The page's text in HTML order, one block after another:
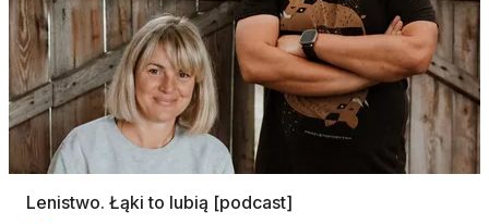
Lenistwo. Łąki to lubią [podcast]